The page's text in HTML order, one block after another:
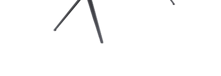
Gartenstuhl
Rovigo
219,00 €
99,99 €